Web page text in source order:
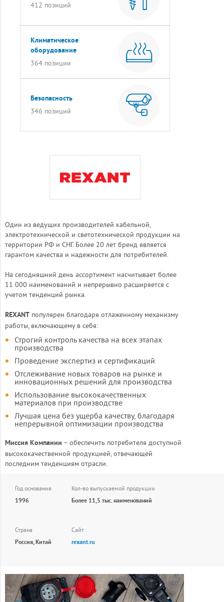
412 позиций
Климатическое
оборудование
364 позиции
Безопасность
346 позиций
Один из ведущих производителей кабельной,
электротехнической и светотехнической продукции на
территории РФ и СНГ. Более 20 лет бренд является
гарантом качества и надежности для потребителей.
На сегодняшний день ассортимент насчитывает более
11 000 наименований и непрерывно расширяется с
учетом тенденций рынка.
REXANT популярен благодаря отлаженному механизму
работы, включающему в себя:
Строгий контроль качества на всех этапах
производства
Проведение экспертиз и сертификаций
Отслеживание новых товаров на рынке и
инновационных решений для производства
Использование высококачественных
материалов при производстве
Лучшая цена без ущерба качеству, благодаря
непрерывной оптимизации производства
Миссия Компании – обеспечить потребителя доступной
высококачественной продукцией, отвечающей
последним тенденциям отрасли.
Год основания
1996
Страна
Россия, Китай
Сайт
rexant.ru
Кол-во выпускаемой продукции
Более 11,5 тыс. наименований